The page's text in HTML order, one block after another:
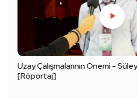
Uzay Çalışmalarının Önemi -
[Röportaj]